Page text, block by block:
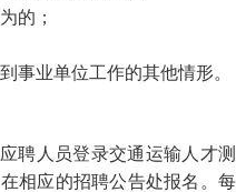
的；
事业单位工作的其他情形。
聘人员登录交通运输人才测
在相应的招聘公告处报名。每